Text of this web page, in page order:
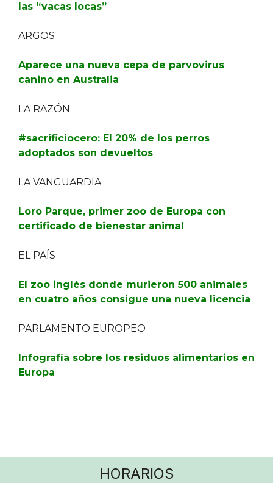
las “vacas locas”
ARGOS
Aparece una nueva cepa de parvovirus
canino en Australia
LA RAZÓN
#sacrificiocero: El 20% de los perros
adoptados son devueltos
LA VANGUARDIA
Loro Parque, primer zoo de Europa con
certificado de bienestar animal
EL PAÍS
El zoo inglés donde murieron 500 animales
en cuatro años consigue una nueva licencia
PARLAMENTO EUROPEO
Infografía sobre los residuos alimentarios en
Europa
HORARIOS